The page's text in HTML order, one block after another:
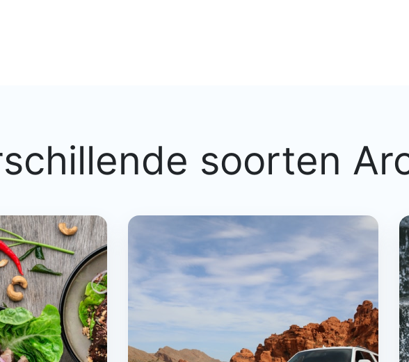
soorten